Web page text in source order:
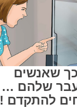
שאנשים
שלהם …
להתקדם !